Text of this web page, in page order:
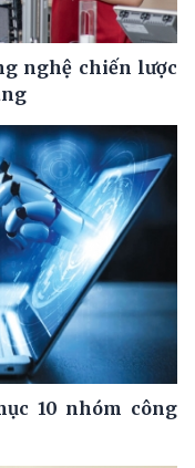
nghệ chiến lược
10 nhóm công